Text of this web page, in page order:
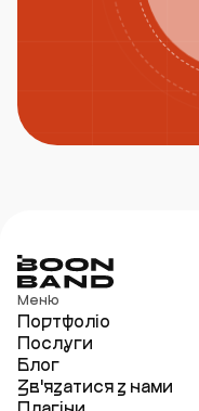
Меню
Портфоліо
Послуги
Блог
Зв'язатися з нами